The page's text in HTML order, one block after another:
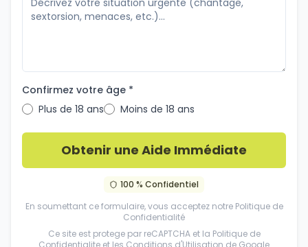
Confirmez votre âge *
Plus de 18 ans
Moins de 18 ans
Obtenir une Aide Immédiate
100 % Confidentiel
En soumettant ce formulaire, vous acceptez notre Politique de
Confidentialité
Ce site est protege par reCAPTCHA et la Politique de
Confidentialite et les Conditions d'Utilisation de Google